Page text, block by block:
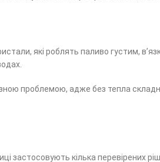
які роблять паливо густим,
проблемою, адже без тепла
застосовують кілька перевірених